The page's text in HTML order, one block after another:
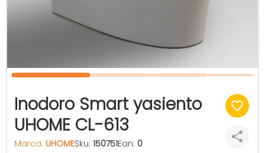
Inodoro Smart yasiento
UHOME CL-613
Marca: UHOMESku: 150751Ean: 0